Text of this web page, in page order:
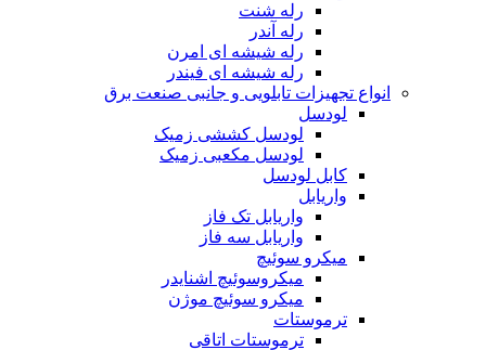
رله شنت
رله آندر
رله شیشه ای امرن
رله شیشه ای فیندر
انواع تجهیزات تابلویی و جانبی صنعت برق
لودسل
لودسل کششی زمیک
لودسل مکعبی زمیک
کابل لودسل
واریابل
واریابل تک فاز
واریابل سه فاز
میکرو سوئیچ
میکروسوئیچ اشنایدر
میکرو سوئیچ موژن
ترموستات
ترموستات اتاقی